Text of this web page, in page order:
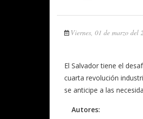
Viernes, 01 de marzo del
El Salvador tiene el
cuarta revolución
se anticipe a las
Autores: